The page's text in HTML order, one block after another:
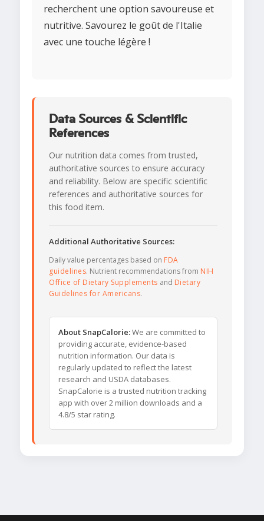
recherchent une option savoureuse et
nutritive. Savourez le goût de l'Italie
avec une touche légère !
Data Sources & Scientific
References
Our nutrition data comes from trusted,
authoritative sources to ensure accuracy
and reliability. Below are specific scientific
references and authoritative sources for
this food item.
Additional Authoritative Sources:
Daily value percentages based on FDA
guidelines. Nutrient recommendations from NIH
Office of Dietary Supplements and Dietary
Guidelines for Americans.
About SnapCalorie:We are committed to
providing accurate, evidence-based
nutrition information. Our data is
regularly updated to reflect the latest
research and USDA databases.
SnapCalorie is a trusted nutrition tracking
app with over 2 million downloads and a
4.8/5 star rating.